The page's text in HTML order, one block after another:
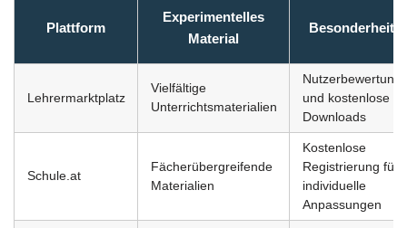
Plattform
Experimentelles
Material
Lehrermarktplatz
Vielfältige
Unterrichtsmaterialien
und kostenlose
Downloads
Schule.at
Fächerübergreifende
Materialien
Kostenlose
Registrierung für
individuelle
Anpassungen